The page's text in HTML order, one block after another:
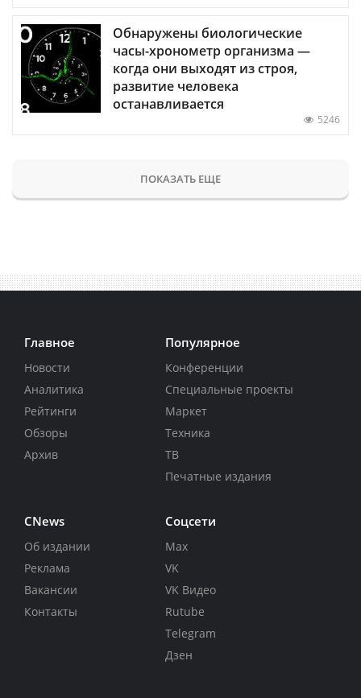
Обнаружены биологические
часы-хронометр организма —
когда они выходят из строя,
развитие человека
останавливается
5246
ПОКАЗАТЬ ЕЩЕ
Главное
Новости
Аналитика
Рейтинги
Обзоры
Архив
Популярное
Конференции
Специальные проекты
Маркет
Техника
ТВ
Печатные издания
CNews
Об издании
Реклама
Вакансии
Контакты
Соцсети
Max
VK
VK Видео
Rutube
Telegram
Дзен